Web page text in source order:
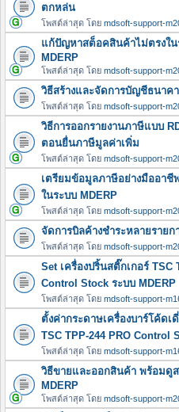
ตกหล่น
โพสต์ล่าสุด โดย mdsoft-support-
แก้ปัญหาสต็อคสินค้าไม่ตรงใ
MDERP
โพสต์ล่าสุด โดย mdsoft-support-
วิธีสร้างและจัดการบัญชีธนาค
โพสต์ล่าสุด โดย mdsoft-support-
วิธีการออกรายงานภาษีแบบ
ตอนยื่นภาษีมูลค่าเพิ่ม
โพสต์ล่าสุด โดย mdsoft-support-
เตรียมข้อมูลภาษีอย่างมืออา
ในระบบ MDERP
โพสต์ล่าสุด โดย mdsoft-support-
จัดการบิลค้างชำระหลายรายก
โพสต์ล่าสุด โดย mdsoft-support-
Set เครื่องปริ้นสติ๊กเกอร์ TSC
Control Stock ระบบ MDERP
โพสต์ล่าสุด โดย mdsoft-support-
ตั้งค่ากระดาษเครื่องบาร์โค้ดเ
TSC TPP-244 PRO Control
โพสต์ล่าสุด โดย mdsoft-support-
วิธีขายและออกสินค้า พร้อมดู
MDERP
โพสต์ล่าสุด โดย mdsoft-support-